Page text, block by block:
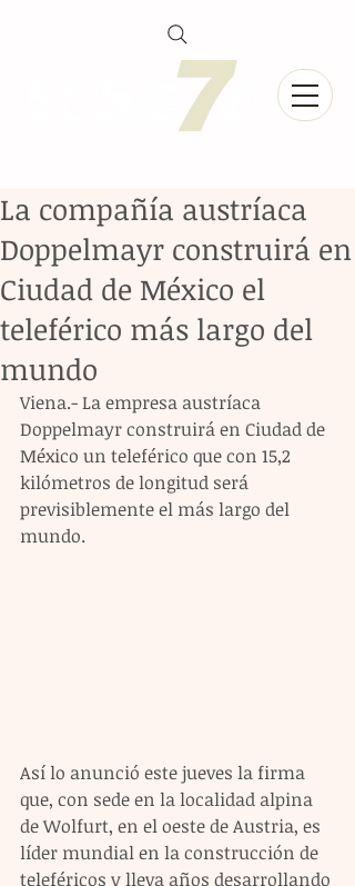
La compañía austríaca
Doppelmayr construirá en
Ciudad de México el
teleférico más largo del
mundo
Viena.- La empresa austríaca
Doppelmayr construirá en Ciudad de
México un teleférico que con 15,2
kilómetros de longitud será
previsiblemente el más largo del
mundo.
Así lo anunció este jueves la firma
que, con sede en la localidad alpina
de Wolfurt, en el oeste de Austria, es
líder mundial en la construcción de
teleféricos y lleva años desarrollando